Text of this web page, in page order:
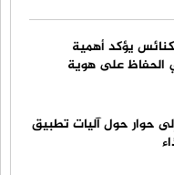
يؤكد أهمية
الحفاظ على هوية
حوار حول آليات تطبيق